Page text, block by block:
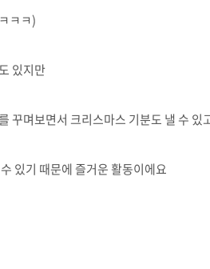
ㅋㅋ)
있지만
꾸며보면서 크리스마스 기분도 낼 수 있
있기 때문에 즐거운 활동이에요